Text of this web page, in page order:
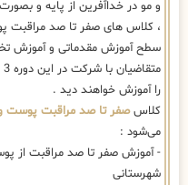
و مو در خداآفرین از پایه و
، کلاس های صفر تا صد مراقبت
سطح آموزش مقدماتی و آموزش
را آموزش خواهند دید .
کلاسصفر تا صد مراقبت پوست
می‌شود :
- آموزش صفر تا صد مراقبت از
شهرستانی